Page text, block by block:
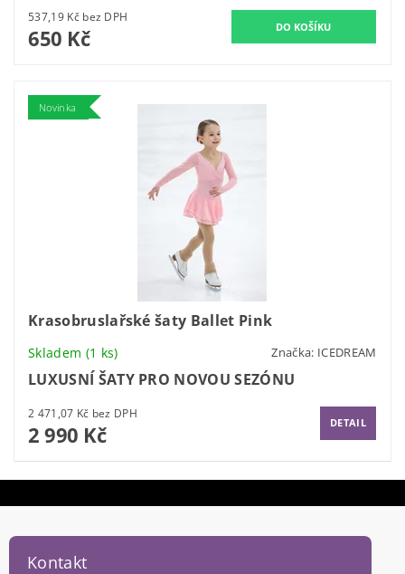
537,19 Kč bez DPH
650 Kč
Novinka
Krasobruslařské šaty Ballet Pink
Skladem (1 ks) Značka: ICEDREAM
LUXUSNÍ ŠATY PRO NOVOU SEZÓNU
2 471,07 Kč bez DPH
2 990 Kč DETAIL
Kontakt